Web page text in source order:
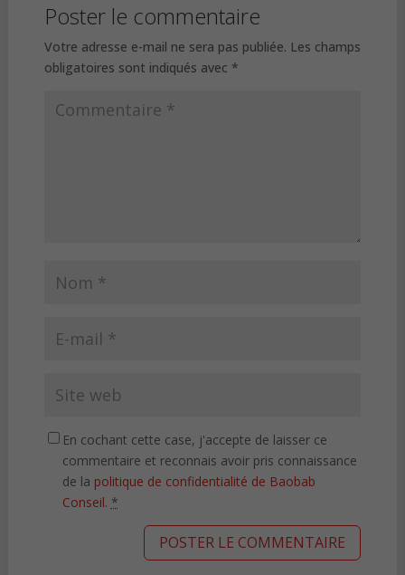
Poster le commentaire
Votre adresse e-mail ne sera pas publiée. Les champs
obligatoires sont indiqués avec *
En cochant cette case, j'accepte de laisser ce
commentaire et reconnais avoir pris connaissance
de la politique de confidentialité de Baobab
Conseil. *